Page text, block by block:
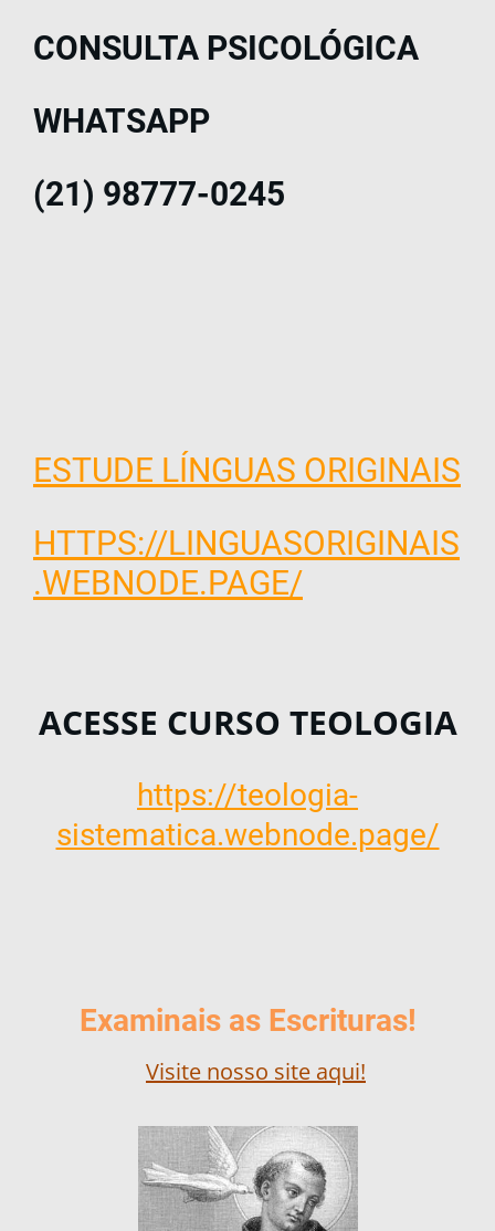
CONSULTA PSICOLÓGICA
WHATSAPP
(21) 98777-0245
ESTUDE LÍNGUAS ORIGINAIS
HTTPS://LINGUASORIGINAIS
.WEBNODE.PAGE/
ACESSE CURSO TEOLOGIA
https://teologia-
sistematica.webnode.page/
Examinais as Escrituras!
Visite nosso site aqui!